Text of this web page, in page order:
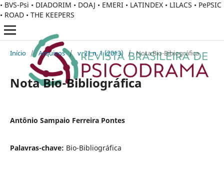
• BVS-Psi • DIADORIM • DOAJ • EMERI • LATINDEX • LILACS • PePSIC
• ROAD • THE KEEPERS
Início / Arquivos / v. 21 n. 1 (2013) / Nota Bio-Bibiográfica
Nota Bio-Bibliográfica
Antônio Sampaio Ferreira Pontes
Palavras-chave: Bio-Bibliográfica